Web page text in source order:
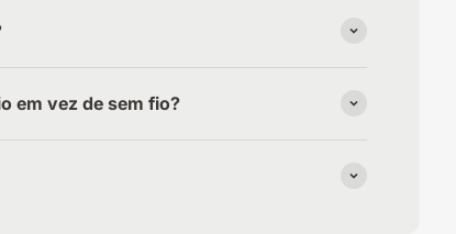
em vez de sem fio?